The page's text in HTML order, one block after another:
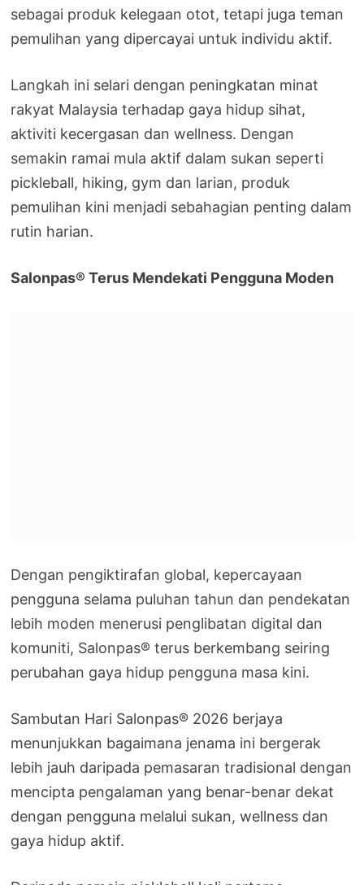
sebagai produk kelegaan otot, tetapi juga teman
pemulihan yang dipercayai untuk individu aktif.
Langkah ini selari dengan peningkatan minat
rakyat Malaysia terhadap gaya hidup sihat,
aktiviti kecergasan dan wellness. Dengan
semakin ramai mula aktif dalam sukan seperti
pickleball, hiking, gym dan larian, produk
pemulihan kini menjadi sebahagian penting dalam
rutin harian.
Salonpas® Terus Mendekati Pengguna Moden
Dengan pengiktirafan global, kepercayaan
pengguna selama puluhan tahun dan pendekatan
lebih moden menerusi penglibatan digital dan
komuniti, Salonpas® terus berkembang seiring
perubahan gaya hidup pengguna masa kini.
Sambutan Hari Salonpas® 2026 berjaya
menunjukkan bagaimana jenama ini bergerak
lebih jauh daripada pemasaran tradisional dengan
mencipta pengalaman yang benar-benar dekat
dengan pengguna melalui sukan, wellness dan
gaya hidup aktif.